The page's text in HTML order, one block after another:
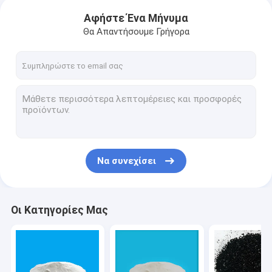
Αφήστε Ένα Μήνυμα
Θα Απαντήσουμε Γρήγορα
Να συνεχίσει
Οι Κατηγορίες Μας